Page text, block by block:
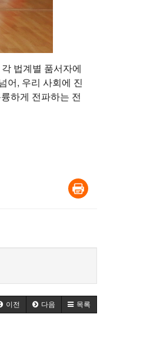
법계별 품서자에
어, 우리 사회에 진
하게 전파하는 전
이전 다음 목록